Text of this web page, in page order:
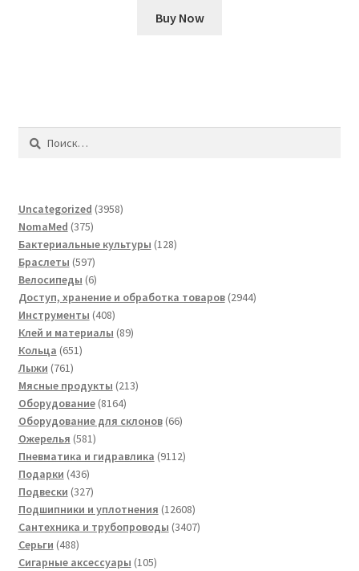
Buy Now
Найти:
Uncategorized 39583958
NomaMed 375375
товаров
Бактериальные культуры 128128
Браслеты 597597
товаров
Велосипеды 66
товаров
Доступ, хранение и обработка товаров 29442944
Инструменты 408408
товаров
Клей и материалы 8989
Кольца 651651
Лыжи 761761
товар
Мясные продукты 213213
Оборудование 81648164
товара
Оборудование для склонов 6666
Ожерелья 581581
товар
Пневматика и гидравлика 91129112
Подарки 436436
товаров
Подвески 327327
товаров
Подшипники и уплотнения 1260812608
товаров
Сантехника и трубопроводы 34073407
Серьги 488488
товаров
Сигарные аксессуары 105105